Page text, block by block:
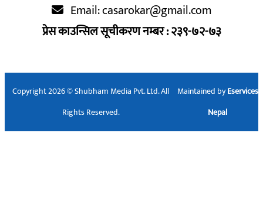
Email:casarokar@gmail.com
प्रेस काउन्सिल सूचीकरण नम्बर : २३९-७२-७३
Copyright 2026 © Shubham Media Pvt. Ltd. All
Rights Reserved.
Maintained byEservices
Nepal